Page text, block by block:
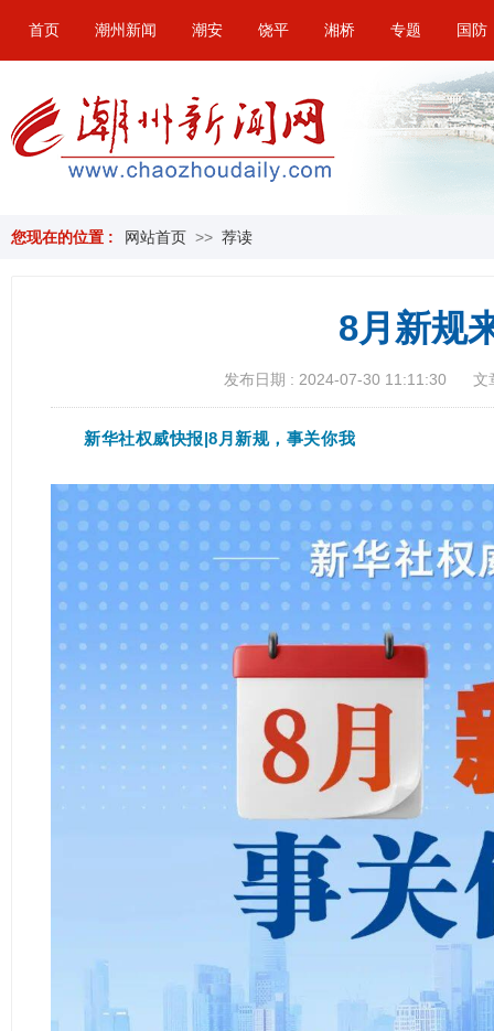
首页 潮州新闻 潮安 饶平 湘桥 专题 国防
您现在的位置 : 网站首页 >> 荐读
8月新规
发布日期 : 2024-07-30 11:11:30 文
新华社权威快报|8月新规，事关你我